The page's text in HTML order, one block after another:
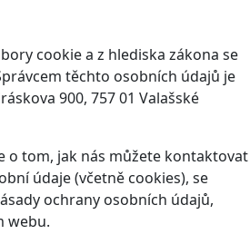
cookie a z hlediska zákona se
těchto osobních údajů je
900, 757 01 Valašské
o tom, jak nás můžete kontaktovat
údaje (včetně cookies), se
ochrany osobních údajů,
webu.